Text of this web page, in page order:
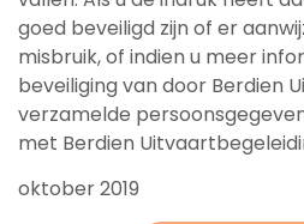
goed beveiligd zijn of er
misbruik, of indien u meer
beveiliging van door Berdien
verzamelde
met Berdien
oktober 2019